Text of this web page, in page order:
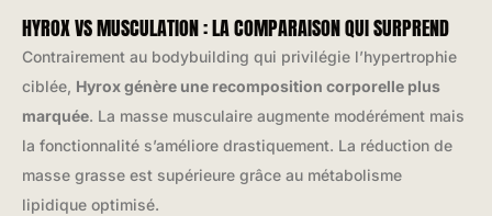
HYROX VS MUSCULATION : LA COMPARAISON QUI SURPREND
Contrairement au bodybuilding qui privilégie l’hypertrophie
ciblée, Hyrox génère une recomposition corporelle plus
marquée. La masse musculaire augmente modérément mais
la fonctionnalité s’améliore drastiquement. La réduction de
masse grasse est supérieure grâce au métabolisme
lipidique optimisé.